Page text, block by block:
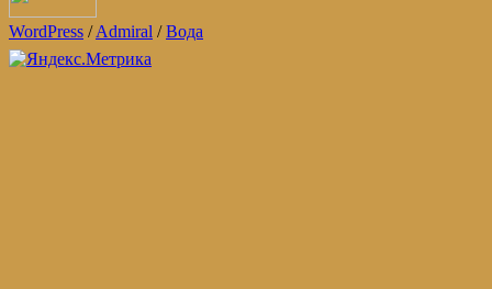
WordPress /Admiral /Вода